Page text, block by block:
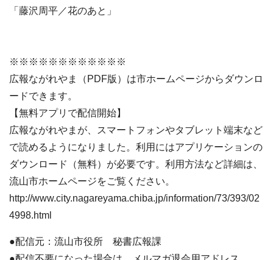
「藤沢周平／花のあと」
※※※※※※※※※※※※
広報ながれやま（PDF版）は市ホームページからダウンロ
ードできます。
【無料アプリで配信開始】
広報ながれやまが、スマートフォンやタブレット端末など
で読めるようになりました。利用にはアプリケーションの
ダウンロード（無料）が必要です。利用方法など詳細は、
流山市ホームページをご覧ください。
http://www.city.nagareyama.chiba.jp/information/73/393/02
4998.html
●配信元：流山市役所 秘書広報課